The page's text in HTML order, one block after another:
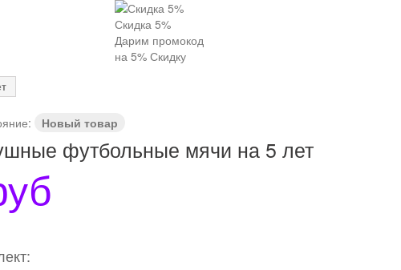
Скидка 5%
Дарим промокод
на 5% Скидку
Новый товар
футбольные мячи на 5 лет